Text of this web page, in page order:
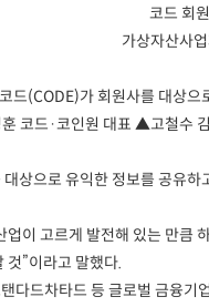
코드 회
가상자산사
드(CODE)가 회원사를 대상
코드·코인원 대표 ▲고철수
상으로 유익한 정보를 공유
이 고르게 발전해 있는 만
것”이라고 말했다.
다드차타드 등 글로벌 금융